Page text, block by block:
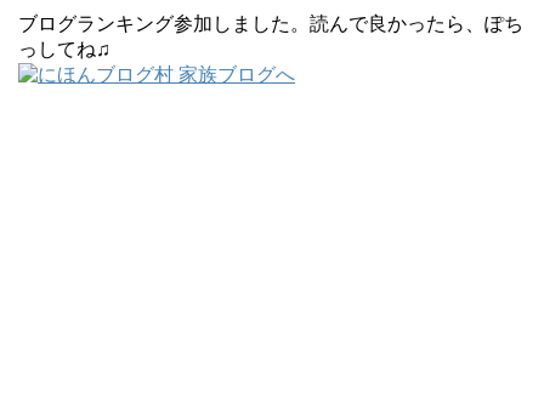
ブログランキング参加しました。読んで良かったら、ぽち
っしてね♫